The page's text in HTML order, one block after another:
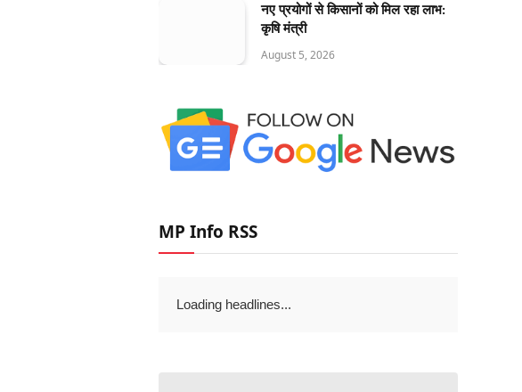
नए प्रयोगों से किसानों को मिल रहा लाभ:
कृषि मंत्री
August 5, 2026
MP Info RSS
Loading headlines...